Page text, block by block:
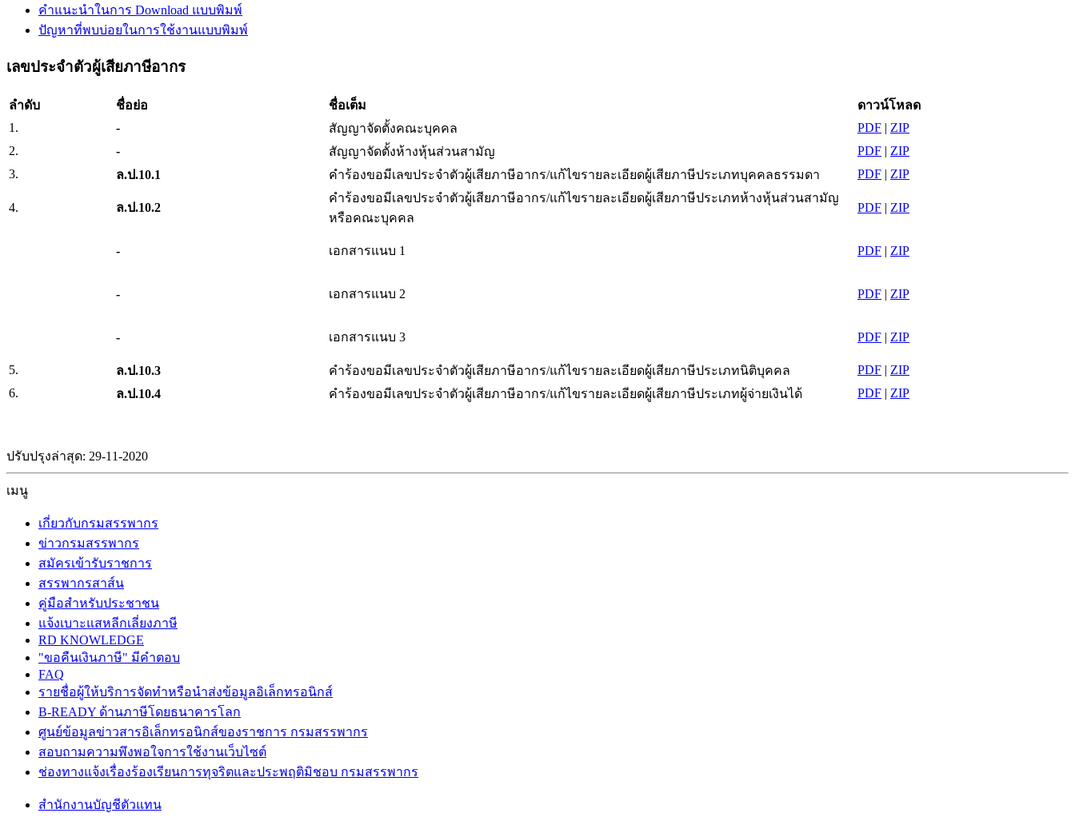
คำแนะนำในการ Download แบบพิมพ์
ปัญหาที่พบบ่อยในการใช้งานแบบพิมพ์
เลขประจำตัวผู้เสียภาษีอากร
ลำดับ ชื่อย่อ ชื่อเต็ม
ดาวน์โหลด
1.
- สัญญาจัดตั้งคณะบุคคล PDF | ZIP
2.
- สัญญาจัดตั้งห้างหุ้นส่วนสามัญ PDF | ZIP
3.
ล.ป.10.1 คำร้องขอมีเลขประจำตัวผู้เสียภาษีอากร/แก้ไขรายละเอียดผู้เสียภาษีประเภทบุคคลธรรมดา PDF | ZIP
4. ล.ป.10.2
คำร้องขอมีเลขประจำตัวผู้เสียภาษีอากร/แก้ไขรายละเอียดผู้เสียภาษีประเภทห้างหุ้นส่วนสามัญ
หรือคณะบุคคล
PDF | ZIP
- เอกสารแนบ 1 PDF | ZIP
- เอกสารแนบ 2 PDF | ZIP
- เอกสารแนบ 3 PDF | ZIP
5. ล.ป.10.3 คำร้องขอมีเลขประจำตัวผู้เสียภาษีอากร/แก้ไขรายละเอียดผู้เสียภาษีประเภทนิติบุคคล PDF | ZIP
6.
ล.ป.10.4 คำร้องขอมีเลขประจำตัวผู้เสียภาษีอากร/แก้ไขรายละเอียดผู้เสียภาษีประเภทผู้จ่ายเงินได้ PDF | ZIP
ปรับปรุงล่าสุด: 29-11-2020
เมนู
เกี่ยวกับกรมสรรพากร
ข่าวกรมสรรพากร
สมัครเข้ารับราชการ
สรรพากรสาส์น
คู่มือสำหรับประชาชน
แจ้งเบาะแสหลีกเลี่ยงภาษี
RD KNOWLEDGE
"ขอคืนเงินภาษี" มีคำตอบ
FAQ
รายชื่อผู้ให้บริการจัดทำหรือนำส่งข้อมูลอิเล็กทรอนิกส์
B-READY ด้านภาษีโดยธนาคารโลก
ศูนย์ข้อมูลข่าวสารอิเล็กทรอนิกส์ของราชการ กรมสรรพากร
สอบถามความพึงพอใจการใช้งานเว็บไซต์
ช่องทางแจ้งเรื่องร้องเรียนการทุจริตและประพฤติมิชอบ กรมสรรพากร
สำนักงานบัญชีตัวแทน